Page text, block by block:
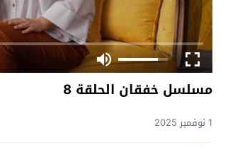
مسلسل خفقان الحلقة 8
1 نوفمبر 2025